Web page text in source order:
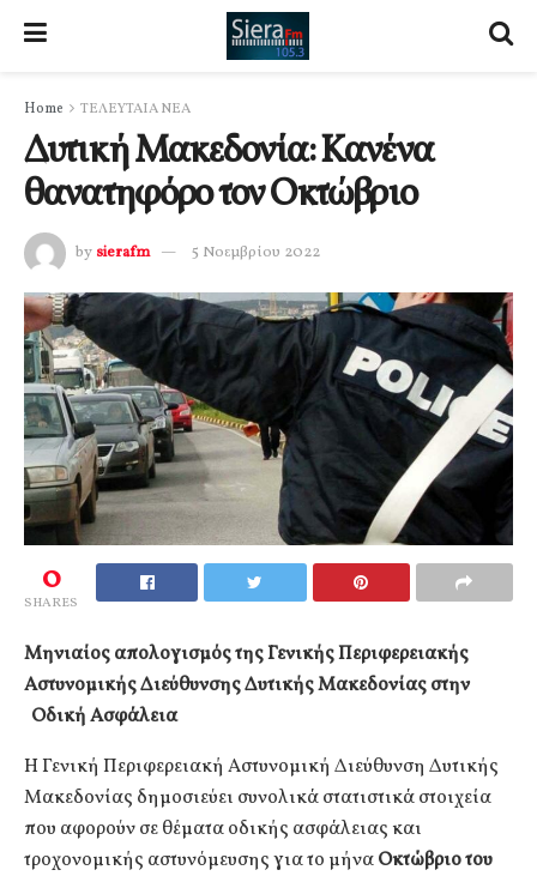
Home ΤΕΛΕΥΤΑΙΑ ΝΕΑ
Δυτική Μακεδονία: Κανένα
θανατηφόρο τον Οκτώβριο
by sierafm 5 Νοεμβρίου 2022
0
SHARES
Μηνιαίος απολογισμός της Γενικής Περιφερειακής
Αστυνομικής Διεύθυνσης Δυτικής Μακεδονίας στην
Οδική Ασφάλεια
Η Γενική Περιφερειακή Αστυνομική Διεύθυνση Δυτικής
Μακεδονίας δημοσιεύει συνολικά στατιστικά στοιχεία
που αφορούν σε θέματα οδικής ασφάλειας και
τροχονομικής αστυνόμευσης για το μήναΟκτώβριο του